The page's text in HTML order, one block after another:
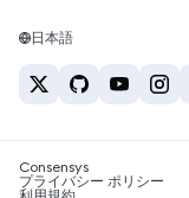
キャリア
お問い合わせ
Tetherの価格
BTC→INR
ETH→USDT
USDTの購入
SHIBの購入
Solanaウォレット
税制関連ニュース
日本語
Consensys
プライバシー ポリシー